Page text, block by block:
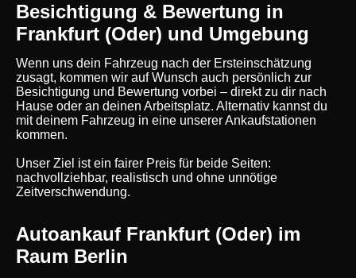
Besichtigung & Bewertung in
Frankfurt (Oder) und Umgebung
Wenn uns dein Fahrzeug nach der Ersteinschätzung
zusagt, kommen wir auf Wunsch auch persönlich zur
Besichtigung und Bewertung vorbei – direkt zu dir nach
Hause oder an deinen Arbeitsplatz. Alternativ kannst du
mit deinem Fahrzeug in eine unserer Ankaufstationen
kommen.
Unser Ziel ist ein fairer Preis für beide Seiten:
nachvollziehbar, realistisch und ohne unnötige
Zeitverschwendung.
Autoankauf Frankfurt (Oder) im
Raum Berlin